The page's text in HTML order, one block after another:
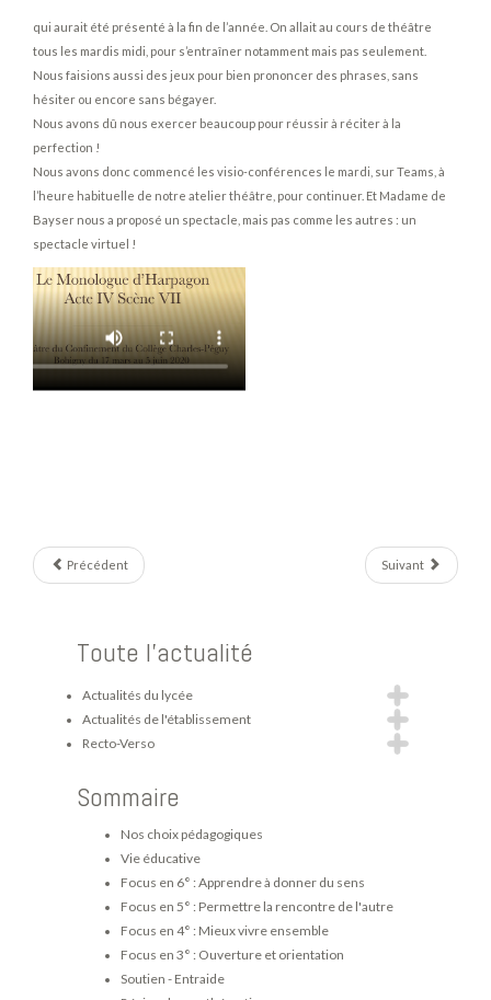
qui aurait été présenté à la fin de l’année. On allait au cours de théâtre
tous les mardis midi, pour s’entraîner notamment mais pas seulement.
Nous faisions aussi des jeux pour bien prononcer des phrases, sans
hésiter ou encore sans bégayer.
Nous avons dû nous exercer beaucoup pour réussir à réciter à la
perfection !
Nous avons donc commencé les visio-conférences le mardi, sur Teams, à
l’heure habituelle de notre atelier théâtre, pour continuer. Et Madame de
Bayser nous a proposé un spectacle, mais pas comme les autres : un
spectacle virtuel !
Précédent Suivant
Toute l'actualité
Actualités du lycée
Actualités de l'établissement
Recto-Verso
Sommaire
Nos choix pédagogiques
Vie éducative
Focus en 6° : Apprendre à donner du sens
Focus en 5° : Permettre la rencontre de l'autre
Focus en 4° : Mieux vivre ensemble
Focus en 3° : Ouverture et orientation
Soutien - Entraide